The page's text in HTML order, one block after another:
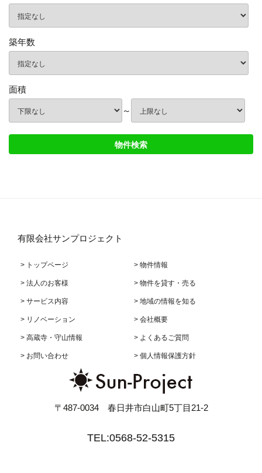
築年数
面積
～
有限会社サンプロジェクト
> トップページ > 物件情報
> 法人のお客様 > 物件を貸す・売る
> サービス内容 > 地域の情報を知る
> リノベーション > 会社概要
> 高蔵寺・守山情報 > よくあるご質問
> お問い合わせ > 個人情報保護方針
〒487-0034 春日井市白山町5丁目21-2
TEL:0568-52-5315